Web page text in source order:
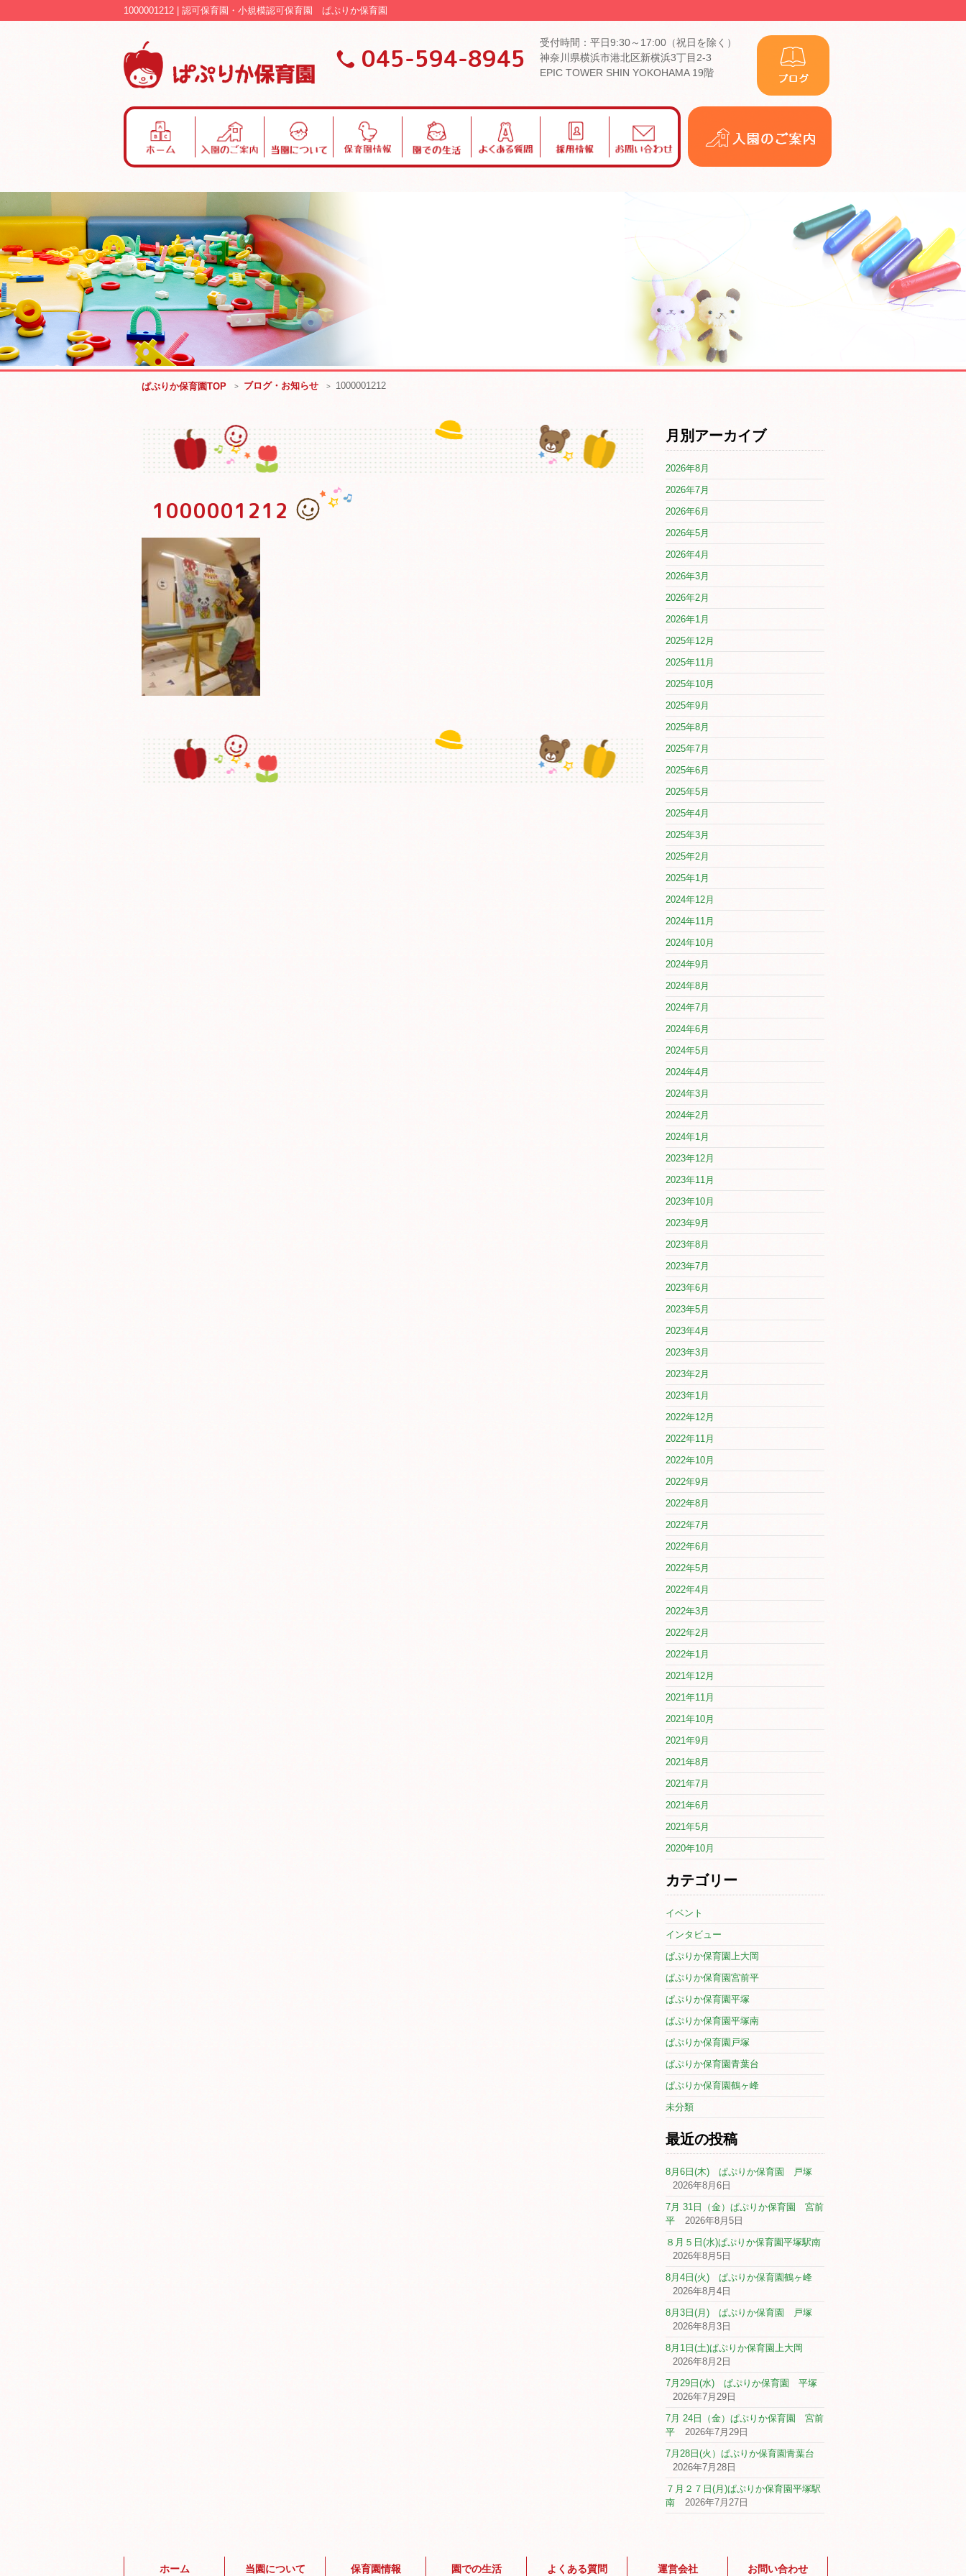
1000001212 | 認可保育園・小規模認可保育園 ぱぷりか保育園
045-594-8945
受付時間：平日9:30～17:00（祝日を除く）
神奈川県横浜市港北区新横浜3丁目2-3
EPIC TOWER SHIN YOKOHAMA 19階
の
ご
内
に
つ
て
情
生
あ
る
い
合
ぱぷりか保育園TOP ブログ・お知らせ 1000001212
1000001212
月別アーカイブ
2026年8月
2026年7月
2026年6月
2026年5月
2026年4月
2026年3月
2026年2月
2026年1月
2025年12月
2025年11月
2025年10月
2025年9月
2025年8月
2025年7月
2025年6月
2025年5月
2025年4月
2025年3月
2025年2月
2025年1月
2024年12月
2024年11月
2024年10月
2024年9月
2024年8月
2024年7月
2024年6月
2024年5月
2024年4月
2024年3月
2024年2月
2024年1月
2023年12月
2023年11月
2023年10月
2023年9月
2023年8月
2023年7月
2023年6月
2023年5月
2023年4月
2023年3月
2023年2月
2023年1月
2022年12月
2022年11月
2022年10月
2022年9月
2022年8月
2022年7月
2022年6月
2022年5月
2022年4月
2022年3月
2022年2月
2022年1月
2021年12月
2021年11月
2021年10月
2021年9月
2021年8月
2021年7月
2021年6月
2021年5月
2020年10月
カテゴリー
イベント
インタビュー
ぱぷりか保育園上大岡
ぱぷりか保育園宮前平
ぱぷりか保育園平塚
ぱぷりか保育園平塚南
ぱぷりか保育園戸塚
ぱぷりか保育園青葉台
ぱぷりか保育園鶴ヶ峰
未分類
最近の投稿
8月6日(木) ぱぷりか保育園 戸塚
2026年8月6日
7月 31日（金）ぱぷりか保育園 宮前
平
2026年8月5日
８月５日(水)ぱぷりか保育園平塚駅南
2026年8月5日
8月4日(火) ぱぷりか保育園鶴ヶ峰
2026年8月4日
8月3日(月) ぱぷりか保育園 戸塚
2026年8月3日
8月1日(土)ぱぷりか保育園上大岡
2026年8月2日
7月29日(水) ぱぷりか保育園 平塚
2026年7月29日
7月 24日（金）ぱぷりか保育園 宮前
平
2026年7月29日
7月28日(火）ぱぷりか保育園青葉台
2026年7月28日
７月２７日(月)ぱぷりか保育園平塚駅
南
2026年7月27日
ホーム 当園について 保育園情報 園での生活 よくある質問 運営会社 お問い合わせ